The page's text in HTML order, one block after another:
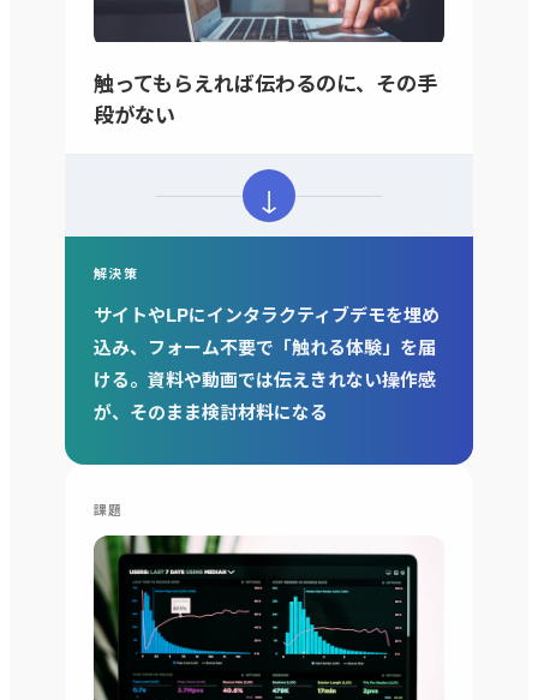
触ってもらえれば伝わるのに、その手
段がない
↓
解決策
サイトやLPにインタラクティブデモを埋め
込み、フォーム不要で「触れる体験」を届
ける。資料や動画では伝えきれない操作感
が、そのまま検討材料になる
課題